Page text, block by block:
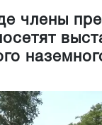
члены